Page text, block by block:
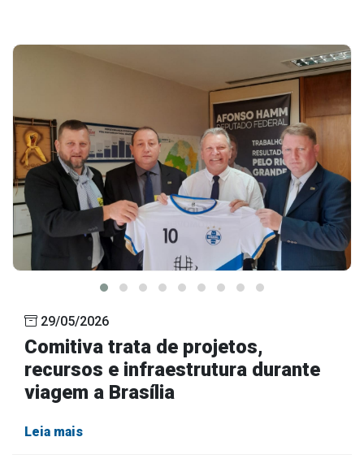
29/05/2026
Comitiva trata de projetos,
recursos e infraestrutura durante
viagem a Brasília
Leia mais